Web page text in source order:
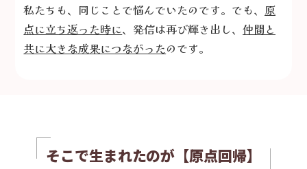
私たちも、同じことで悩んでいたのです。 でも、 原
点に立ち返った時に、発信は再び輝き出し、仲間と
共に大きな成果につながったのです。
そこで生まれたのが 【原点回帰】